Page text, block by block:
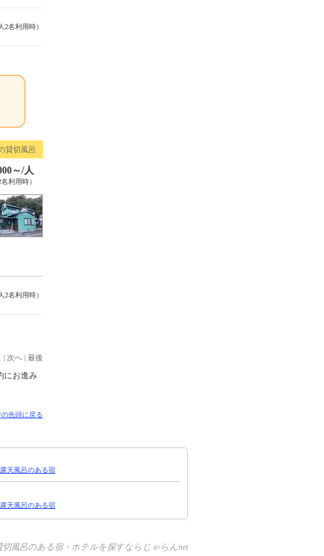
2名利用時）
貸切風呂
～/人
名利用時）
2名利用時）
| 次へ | 最後
にお進み
の先頭に戻る
露天風呂のある宿
露天風呂のある宿
切風呂のある宿・ホテルを探すならじゃらんnet